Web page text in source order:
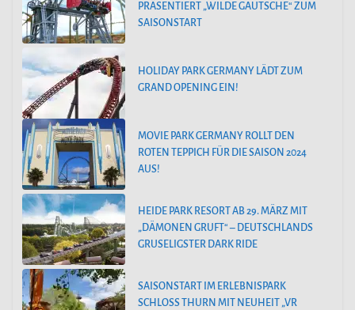
PRÄSENTIERT „WILDE GAUTSCHE“ ZUM
SAISONSTART
HOLIDAY PARK GERMANY LÄDT ZUM
GRAND OPENING EIN!
MOVIE PARK GERMANY ROLLT DEN
ROTEN TEPPICH FÜR DIE SAISON 2024
AUS!
HEIDE PARK RESORT AB 29. MÄRZ MIT
„DÄMONEN GRUFT“ – DEUTSCHLANDS
GRUSELIGSTER DARK RIDE
SAISONSTART IM ERLEBNISPARK
SCHLOSS THURN MIT NEUHEIT „VR